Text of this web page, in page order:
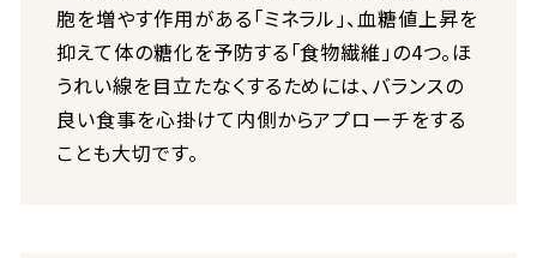
胞を増やす作用がある「ミネラル」、血糖値上昇を
抑えて体の糖化を予防する「食物繊維」の4つ。ほ
うれい線を目立たなくするためには、バランスの
良い食事を心掛けて内側からアプローチをする
ことも大切です。